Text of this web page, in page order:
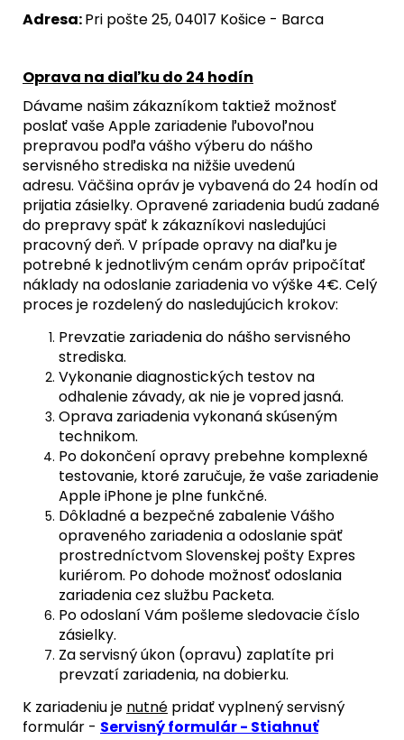
Adresa:Pri pošte 25, 04017 Košice - Barca
Oprava na diaľku do 24 hodín
Dávame našim zákazníkom taktiež možnosť
poslať vaše Apple zariadenie ľubovoľnou
prepravou podľa vášho výberu do nášho
servisného strediska na nižšie uvedenú
adresu. Väčšina opráv je vybavená do 24 hodín od
prijatia zásielky. Opravené zariadenia budú zadané
do prepravy späť k zákazníkovi nasledujúci
pracovný deň. V prípade opravy na diaľku je
potrebné k jednotlivým cenám opráv pripočítať
náklady na odoslanie zariadenia vo výške 4€. Celý
proces je rozdelený do nasledujúcich krokov:
Prevzatie zariadenia do nášho servisného
strediska.
Vykonanie diagnostických testov na
odhalenie závady, ak nie je vopred jasná.
Oprava zariadenia vykonaná skúseným
technikom.
Po dokončení opravy prebehne komplexné
testovanie, ktoré zaručuje, že vaše zariadenie
Apple iPhone je plne funkčné.
Dôkladné a bezpečné zabalenie Vášho
opraveného zariadenia a odoslanie späť
prostredníctvom Slovenskej pošty Expres
kuriérom. Po dohode možnosť odoslania
zariadenia cez službu Packeta.
Po odoslaní Vám pošleme sledovacie číslo
zásielky.
Za servisný úkon (opravu) zaplatíte pri
prevzatí zariadenia, na dobierku.
K zariadeniu je nutné pridať vyplnený servisný
formulár - Servisný formulár - Stiahnuť